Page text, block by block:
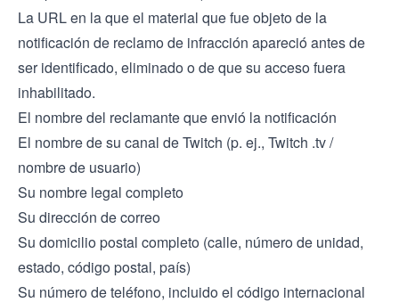
La URL en la que el material que fue objeto de la
notificación de reclamo de infracción apareció antes de
ser identificado, eliminado o de que su acceso fuera
inhabilitado.
El nombre del reclamante que envió la notificación
El nombre de su canal de Twitch (p. ej., Twitch .tv /
nombre de usuario)
Su nombre legal completo
Su dirección de correo
Su domicilio postal completo (calle, número de unidad,
estado, código postal, país)
Su número de teléfono, incluido el código internacional